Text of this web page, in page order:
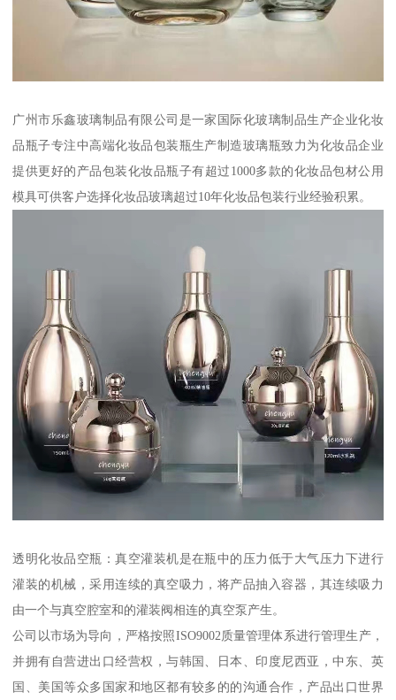
广州市乐鑫玻璃制品有限公司是一家国际化玻璃制品生产企业化妆
品瓶子专注中高端化妆品包装瓶生产制造玻璃瓶致力为化妆品企业
提供更好的产品包装化妆品瓶子有超过1000多款的化妆品包材公用
模具可供客户选择化妆品玻璃超过10年化妆品包装行业经验积累。
透明化妆品空瓶：真空灌装机是在瓶中的压力低于大气压力下进行
灌装的机械，采用连续的真空吸力，将产品抽入容器，其连续吸力
由一个与真空腔室和的灌装阀相连的真空泵产生。
公司以市场为导向，严格按照ISO9002质量管理体系进行管理生产，
并拥有自营进出口经营权，与韩国、日本、印度尼西亚，中东、英
国、美国等众多国家和地区都有较多的的沟通合作，产品出口世界